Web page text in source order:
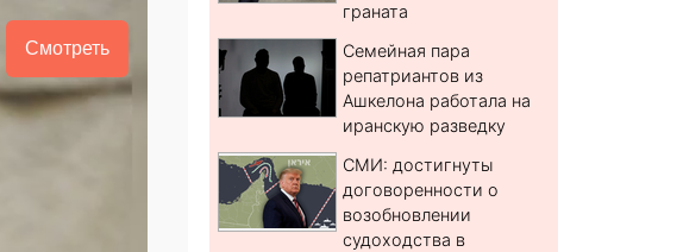
Смотреть
граната
Семейная пара
репатриантов из
Ашкелона работала на
иранскую разведку
СМИ: достигнуты
договоренности о
возобновлении
судоходства в